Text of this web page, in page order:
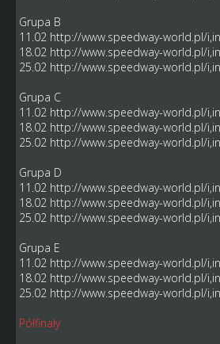
Grupa B
11.02 http://www.speedway-world.pl/
18.02 http://www.speedway-world.pl/
25.02 http://www.speedway-world.pl/
Grupa C
11.02 http://www.speedway-world.pl/
18.02 http://www.speedway-world.pl/
25.02 http://www.speedway-world.pl/
Grupa D
11.02 http://www.speedway-world.pl/
18.02 http://www.speedway-world.pl/
25.02 http://www.speedway-world.pl/
Grupa E
11.02 http://www.speedway-world.pl/
18.02 http://www.speedway-world.pl/
25.02 http://www.speedway-world.pl/
Półfinały